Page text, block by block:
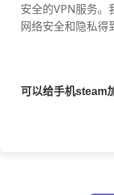
安全的VPN服务。
网络安全和隐私得
可以给手机steam